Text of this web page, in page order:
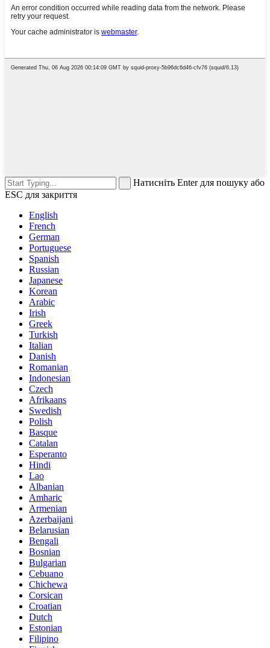
Натисніть Enter для пошуку або
ESC для закриття
English
French
German
Portuguese
Spanish
Russian
Japanese
Korean
Arabic
Irish
Greek
Turkish
Italian
Danish
Romanian
Indonesian
Czech
Afrikaans
Swedish
Polish
Basque
Catalan
Esperanto
Hindi
Lao
Albanian
Amharic
Armenian
Azerbaijani
Belarusian
Bengali
Bosnian
Bulgarian
Cebuano
Chichewa
Corsican
Croatian
Dutch
Estonian
Filipino